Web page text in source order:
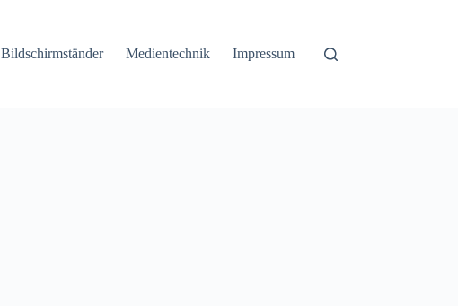
Bildschirmständer Medientechnik Impressum